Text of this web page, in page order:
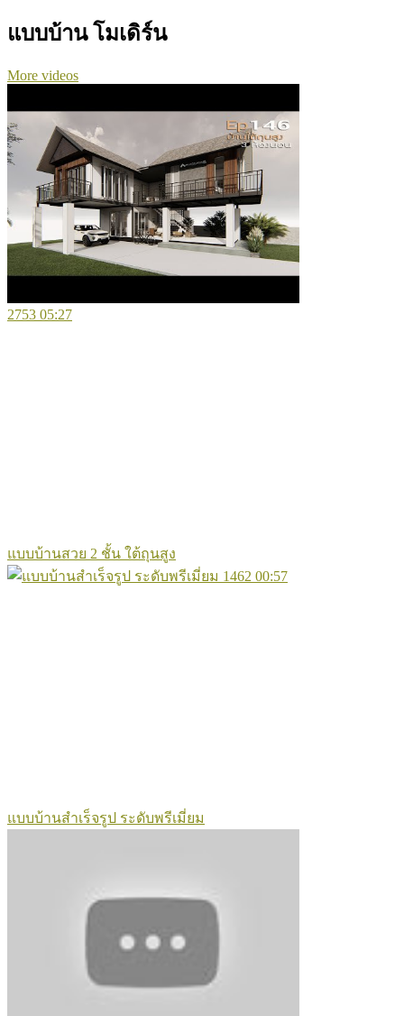
แบบบ้าน โมเดิร์น
More videos
2753 05:27
แบบบ้านสวย 2 ชั้น ใต้ถุนสูง
1462 00:57
แบบบ้านสำเร็จรูป ระดับพรีเมี่ยม